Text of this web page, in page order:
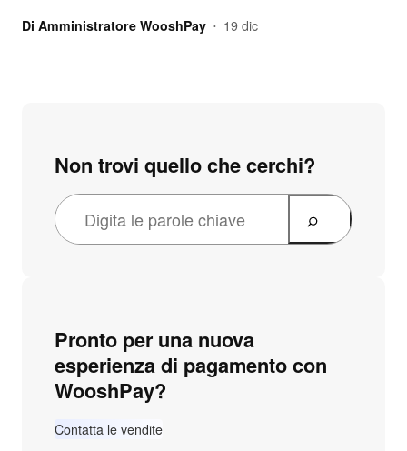
Di Amministratore WooshPay • 19 dic
Non trovi quello che cerchi?
Pronto per una nuova
esperienza di pagamento con
WooshPay?
Contatta le vendite